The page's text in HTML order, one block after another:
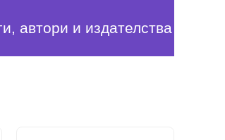
автори и издателства